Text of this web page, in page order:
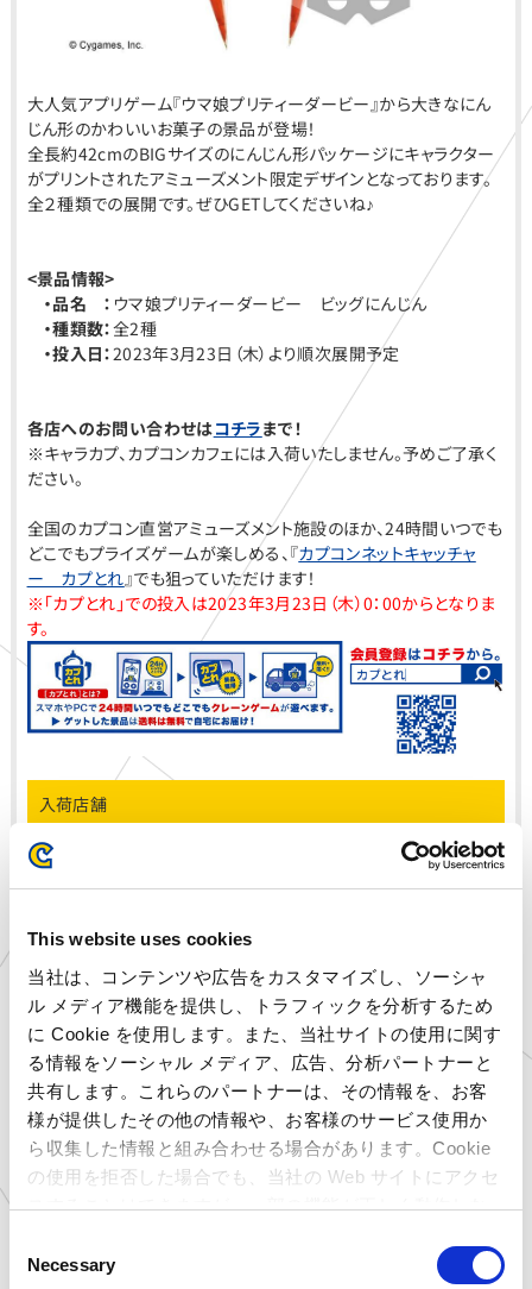
This website uses cookies
当社は、コンテンツや広告をカスタマイズし、ソーシャ
ル メディア機能を提供し、トラフィックを分析するため
に Cookie を使用します。また、当社サイトの使用に関す
る情報をソーシャル メディア、広告、分析パートナーと
共有します。これらのパートナーは、その情報を、お客
様が提供したその他の情報や、お客様のサービス使用か
ら収集した情報と組み合わせる場合があります。Cookie
の使用を拒否した場合でも、当社の Web サイトにアクセ
スすることはできますが、一部の機能が正しく動作しな
Necessary
大人気アプリゲーム『ウマ娘プリティーダービー』から大きなにん
じん形のかわいいお菓子の景品が登場！
全長約42cmのBIGサイズのにんじん形パッケージにキャラクター
がプリントされたアミューズメント限定デザインとなっております。
全２種類での展開です。ぜひGETしてくださいね♪
<景品情報>
・品名 ： ウマ娘プリティーダービー ビッグにんじん
・種類数：全2種
・投入日：2023年3月23日（木）より順次展開予定
各店へのお問い合わせはコチラまで！
※キャラカプ、カプコンカフェには入荷いたしません。予めご了承く
ださい。
全国のカプコン直営アミューズメント施設のほか、24時間いつでも
どこでもプライズゲームが楽しめる、『カプコンネットキャッチャ
ー カプとれ 』でも狙っていただけます！
※「カプとれ」での投入は2023年3月23日（木）0：00からとなりま
す。
入荷店舗
千葉県
プラサカプコン 成田店
神奈川県
プラサカプコン 横須賀店
京都府
プラサカプコン 京都店
広島県
プラサカプコン 広島店
高知県
プラサカプコン 高知店
福岡県
プラサカプコン 直方店
大分県
プラサカプコン 大分店
石川県
MIRAINOイオンモール白
愛知県